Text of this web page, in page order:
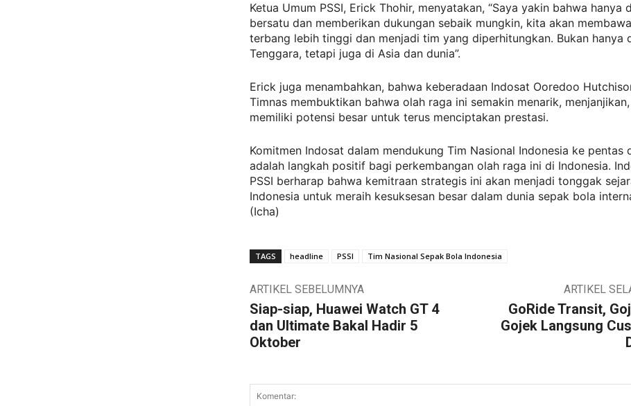
Ketua Umum PSSI, Erick Thohir, menyatakan, “Saya yakin bahwa hanya
bersatu dan memberikan dukungan sebaik mungkin, kita akan
terbang lebih tinggi dan menjadi tim yang diperhitungkan. Bukan hanya
Tenggara, tetapi juga di Asia dan dunia”.
Erick juga menambahkan, bahwa keberadaan Indosat Ooredoo
Timnas membuktikan bahwa olah raga ini semakin menarik,
memiliki potensi besar untuk terus menciptakan prestasi.
Komitmen Indosat dalam mendukung Tim Nasional Indonesia ke pentas
adalah langkah positif bagi perkembangan olah raga ini di Indonesia.
PSSI berharap bahwa kemitraan strategis ini akan menjadi tonggak
Indonesia untuk meraih kesuksesan besar dalam dunia sepak bola
(Icha)
TAGS headline PSSI Tim Nasional Sepak Bola Indonesia
ARTIKEL SEBELUMNYA
Siap-siap, Huawei Watch GT 4
dan Ultimate Bakal Hadir 5
Oktober
ARTIKEL
GoRide Transit,
Gojek Langsung